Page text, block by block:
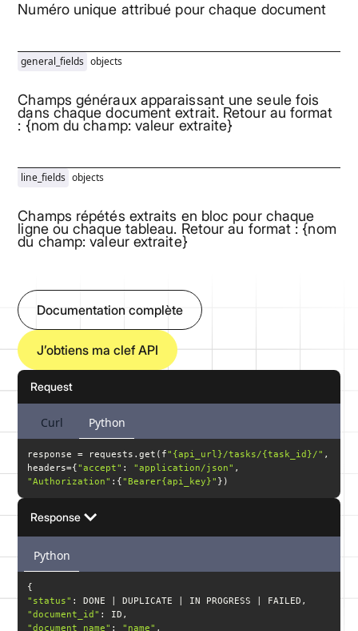
Numéro unique attribué pour chaque document
general_fields objects
Champs généraux apparaissant une seule fois
dans chaque document extrait. Retour au format
: {nom du champ: valeur extraite}
line_fields objects
Champs répétés extraits en bloc pour chaque
ligne ou chaque tableau. Retour au format : {nom
du champ: valeur extraite}
Documentation complète
J’obtiens ma clef API
Request
Curl Python
response = requests.get(f"{api_url}/tasks/{task_id}/"
headers={"accept" : "application/json"
"Authorization" :{"Bearer{api_key}" })
Response
Python
"status"
"document_id"
"document_name" : "name"